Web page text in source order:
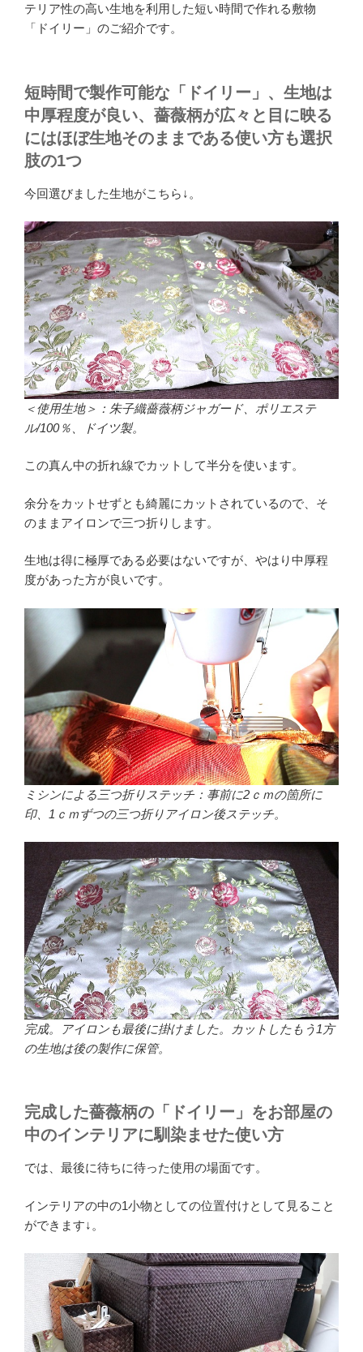
テリア性の高い生地を利用した短い時間で作れる敷物
「ドイリー」のご紹介です。
短時間で製作可能な「ドイリー」、生地は
中厚程度が良い、薔薇柄が広々と目に映る
にはほぼ生地そのままである使い方も選択
肢の1つ
今回選びました生地がこちら↓。
＜使用生地＞：朱子織薔薇柄ジャガード、ポリエステ
ル/100％、ドイツ製。
この真ん中の折れ線でカットして半分を使います。
余分をカットせずとも綺麗にカットされているので、そ
のままアイロンで三つ折りします。
生地は得に極厚である必要はないですが、やはり中厚程
度があった方が良いです。
ミシンによる三つ折りステッチ：事前に2ｃｍの箇所に
印、1ｃｍずつの三つ折りアイロン後ステッチ。
完成。アイロンも最後に掛けました。カットしたもう1方
の生地は後の製作に保管。
完成した薔薇柄の「ドイリー」をお部屋の
中のインテリアに馴染ませた使い方
では、最後に待ちに待った使用の場面です。
インテリアの中の1小物としての位置付けとして見ること
ができます↓。